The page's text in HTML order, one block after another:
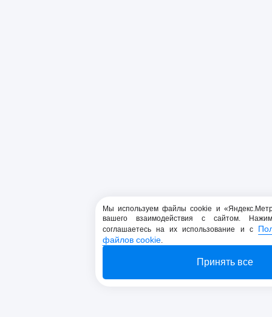
Мы используем файлы cookie и
вашего взаимодействия с сайтом.
соглашаетесь на их использование и с
файлов cookie.
Принять все